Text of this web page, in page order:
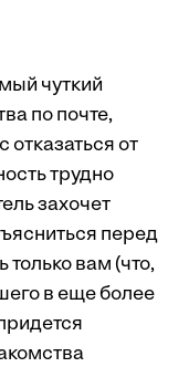
чуткий
по почте,
от
трудно
захочет
перед
только вам (что,
в еще более